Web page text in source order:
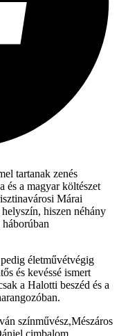
tartanak zenés
és a magyar költészet
Márai
hiszen néhány
életművétvégig
és kevéssé ismert
a Halotti beszéd és a
színművész,Mészáros
cimbalom